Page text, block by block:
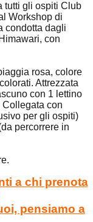
tutti gli ospiti Club
Workshop di
condotta dagli
con
rosa, colore
Attrezzata
con 1 lettino
con
per gli ospiti)
percorrere in
a chi prenota
pensiamo a